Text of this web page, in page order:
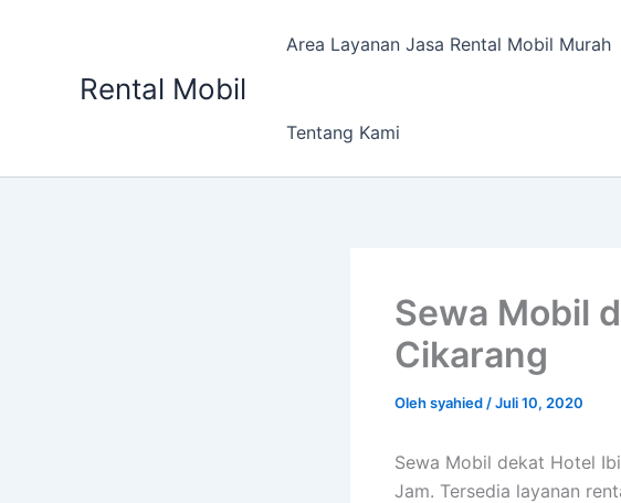
Rental Mobil
Area Layanan Jasa Rental Mobil Murah
Tentang Kami
Sewa Mobil
Cikarang
Olehsyahied /Juli 10, 2020
Sewa Mobil dekat Hotel
Jam. Tersedia layanan